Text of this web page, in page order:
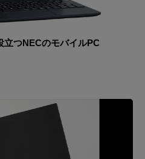
立つNECのモバイルPC